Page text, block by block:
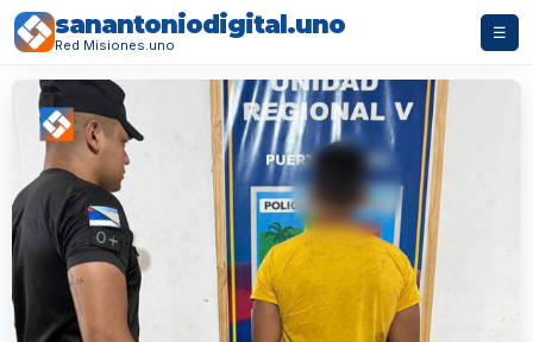
sanantoniodigital.uno
Red Misiones.uno
☰